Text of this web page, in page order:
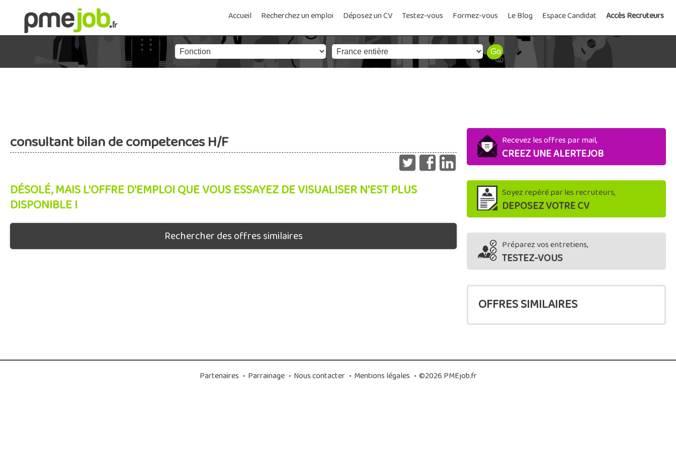
Accueil Recherchez un emploi Déposez un CV Testez-vous Formez-vous Le Blog Espace Candidat Accès Recruteurs
consultant bilan de competences H/F
DÉSOLÉ, MAIS L'OFFRE D'EMPLOI QUE VOUS ESSAYEZ DE VISUALISER N'EST PLUS
DISPONIBLE !
Rechercher des offres similaires
Recevez les offres par mail,
CREEZ UNE ALERTEJOB
Soyez repéré par les recruteurs,
DEPOSEZ VOTRE CV
Préparez vos entretiens,
TESTEZ-VOUS
OFFRES SIMILAIRES
Partenaires • Parrainage • Nous contacter • Mentions légales • ©2026 PMEjob.fr